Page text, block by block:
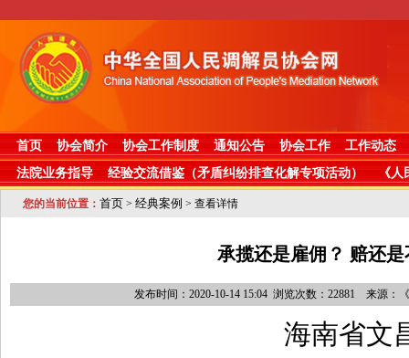
首页 协会简介 协会工作制度 通知公告 协会工作
工作动态
法院业务指导
经验交流借鉴（矛盾纠纷排查化解专项活动） 《
您的当前位置： 首页 > 经典案例 > 查看详情
承揽还是雇佣？ 赔还
发布时间：2020-10-14 15:04 浏览次数：22881 来源：
海南省文